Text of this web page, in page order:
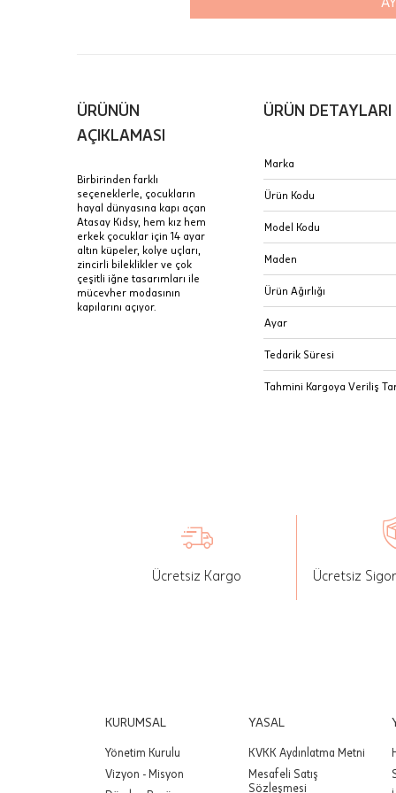
Seçiniz.
Stoklar çok
Taksit Tablosu
Taksit
Tek Çekim
2 Taksit
ÜRÜNÜN
AÇIKLAMASI
Birbirinden farklı
seçeneklerle, çocukların
hayal dünyasına kapı açan
Atasay Kidsy, hem kız hem
erkek çocuklar için 14 ayar
altın küpeler, kolye uçları,
zincirli bileklikler ve çok
çeşitli iğne tasarımları ile
mücevher modasının
kapılarını açıyor.
ÜRÜN DETAYLARI
Marka
Ürün Kodu
Model Kodu
Maden
Ürün Ağırlığı
Ayar
Tedarik Süresi
Tahmini Kargoya Veriliş
Ücretsiz Kargo Ücretsiz
KURUMSAL
Yönetim Kurulu
Vizyon - Misyon
YASAL
KVKK Aydınlatma Metni
Mesafeli Satış
Sözleşmesi
Aynı
JTR |
Merkezi)
Sipariş
İptal:
Önemli: